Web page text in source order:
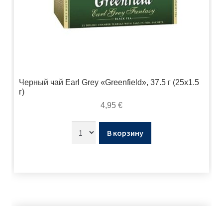
Черный чай Earl Grey «Greenfield», 37.5 г (25х1.5
г)
4,95 €
В корзину